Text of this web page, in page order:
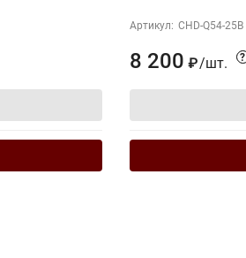
Артикул: CHD-Q54-25B
8 200 ₽/шт. ?